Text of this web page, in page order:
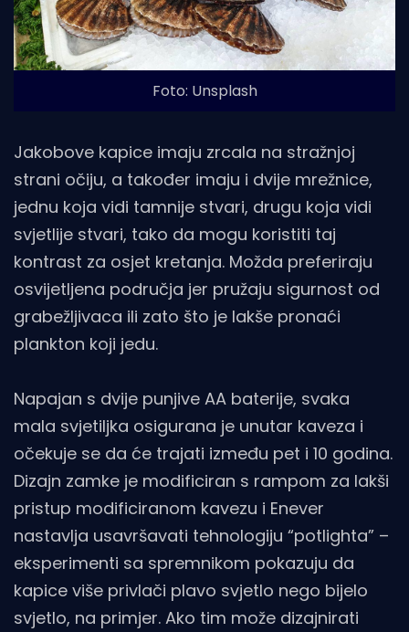
Foto: Unsplash
Jakobove kapice imaju zrcala na stražnjoj
strani očiju, a također imaju i dvije mrežnice,
jednu koja vidi tamnije stvari, drugu koja vidi
svjetlije stvari, tako da mogu koristiti taj
kontrast za osjet kretanja. Možda preferiraju
osvijetljena područja jer pružaju sigurnost od
grabežljivaca ili zato što je lakše pronaći
plankton koji jedu.
Napajan s dvije punjive AA baterije, svaka
mala svjetiljka osigurana je unutar kaveza i
očekuje se da će trajati između pet i 10 godina.
Dizajn zamke je modificiran s rampom za lakši
pristup modificiranom kavezu i Enever
nastavlja usavršavati tehnologiju “potlighta” –
eksperimenti sa spremnikom pokazuju da
kapice više privlači plavo svjetlo nego bijelo
svjetlo, na primjer. Ako tim može dizajnirati